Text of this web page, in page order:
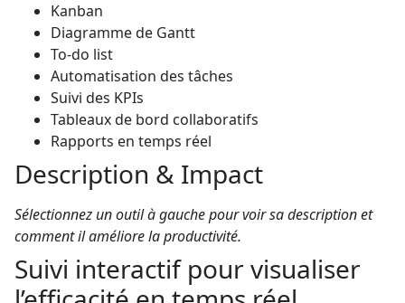
Kanban
Diagramme de Gantt
To-do list
Automatisation des tâches
Suivi des KPIs
Tableaux de bord collaboratifs
Rapports en temps réel
Description & Impact
Sélectionnez un outil à gauche pour voir sa description et
comment il améliore la productivité.
Suivi interactif pour visualiser